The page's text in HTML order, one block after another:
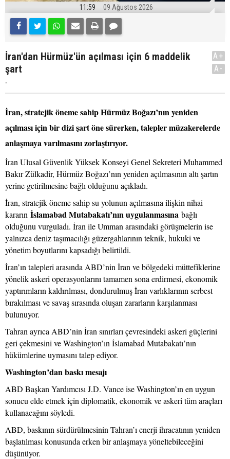
11:59 09 Ağustos 2026
İran'dan Hürmüz'ün açılması için 6 maddelik
şart
.
A+
A-
İran, stratejik öneme sahip Hürmüz Boğazı’nın yeniden
açılması için bir dizi şart öne sürerken, talepler müzakerelerde
anlaşmaya varılmasını zorlaştırıyor.
İran Ulusal Güvenlik Yüksek Konseyi Genel Sekreteri Muhammed
Bakır Zülkadir, Hürmüz Boğazı’nın yeniden açılmasının altı şartın
yerine getirilmesine bağlı olduğunu açıkladı.
İran, stratejik öneme sahip su yolunun açılmasına ilişkin nihai
kararın İslamabad Mutabakatı’nın uygulanmasına bağlı
olduğunu vurguladı. İran ile Umman arasındaki görüşmelerin ise
yalnızca deniz taşımacılığı güzergahlarının teknik, hukuki ve
yönetim boyutlarını kapsadığı belirtildi.
İran’ın talepleri arasında ABD’nin İran ve bölgedeki müttefiklerine
yönelik askeri operasyonlarını tamamen sona erdirmesi, ekonomik
yaptırımların kaldırılması, dondurulmuş İran varlıklarının serbest
bırakılması ve savaş sırasında oluşan zararların karşılanması
bulunuyor.
Tahran ayrıca ABD’nin İran sınırları çevresindeki askeri güçlerini
geri çekmesini ve Washington’ın İslamabad Mutabakatı’nın
hükümlerine uymasını talep ediyor.
Washington’dan baskı mesajı
ABD Başkan Yardımcısı J.D. Vance ise Washington’ın en uygun
sonucu elde etmek için diplomatik, ekonomik ve askeri tüm araçları
kullanacağını söyledi.
ABD, baskının sürdürülmesinin Tahran’ı enerji ihracatının yeniden
başlatılması konusunda erken bir anlaşmaya yöneltebileceğini
düşünüyor.